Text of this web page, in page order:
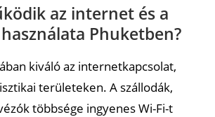
az internet és a
Phuketben?
kiváló az internetkapcsolat,
területeken. A szállodák,
többsége ingyenes Wi-Fi-t